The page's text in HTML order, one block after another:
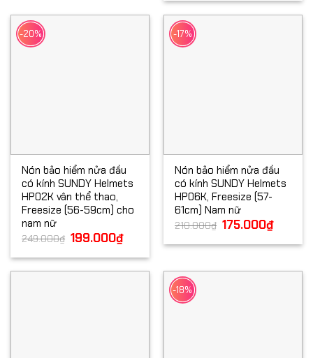
399.000₫. là:
-20%
Nón bảo hiểm nửa đầu
có kính SUNDY Helmets
HP02K vân thể thao,
Freesize (56-59cm) cho
nam nữ
249.000₫ Giá
gốc
249.000₫.
199.000₫Giá
hiện
là:
199.000₫.
-17%
Nón bảo hiểm nửa đầu
có kính SUNDY Helmets
HP06K, Freesize (57-
61cm) Nam nữ
210.000₫ Giá
gốc
210.000₫.
175.000₫Giá
hiện
là:
-18%